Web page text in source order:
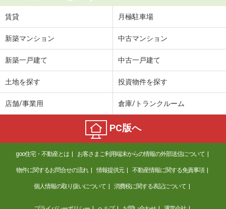
専有面積
和歌山県和歌山市中之島
5.70万円
和歌山県紀の川市打田
4.10万円
住 所
和歌山県紀の川市打田
専有面積 23.18m²
間取り
1K
和歌山県和歌山市新中島
賃貸 月極駐車場
新築マンション 中古マンション
新築一戸建て 中古一戸建て
土地を探す 投資物件を探す
店舗/事業用 倉庫/トランクルーム
PC版へ
goo住宅・不動産とは お客さまご利用端末からの情報の外部送信について
物件に関するお問合せの流れ 情報提供元 不動産情報に関する免責事項
個人情報の取り扱いについて 消費税に関する表記について